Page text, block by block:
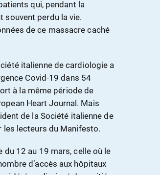
qui, pendant la
souvent perdu la vie.
de ce massacre caché
italienne de cardiologie a
Covid-19 dans 54
à la même période de
Heart Journal. Mais
de la Société italienne de
les lecteurs du Manifesto.
du 12 au 19 mars, celle où le
d’accès aux hôpitaux